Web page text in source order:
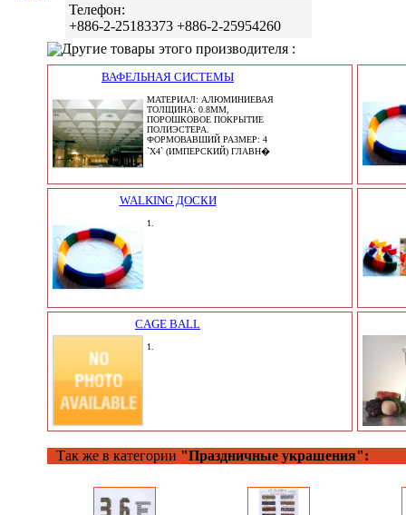
Телефон:
+886-2-25183373 +886-2-25954260
Другие товары этого производителя :
ВАФЕЛЬНАЯ СИСТЕМЫ
МАТЕРИАЛ: АЛЮМИНИЕВАЯ
ТОЛЩИНА: 0.8MM,
ПОРОШКОВОЕ ПОКРЫТИЕ
ПОЛИЭСТЕРА.
ФОРМОВАВШИЙ РАЗМЕР: 4
`X4` (ИМПЕРСКИЙ) ГЛАВН�
WALKING ДОСКИ
1.
CAGE BALL
1.
Так же в категории "Праздничные украшения":